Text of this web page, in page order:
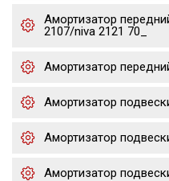
Амортизатор
2107/niva 2121 70_
Амортизатор
Амортизатор
Амортизатор
Амортизатор